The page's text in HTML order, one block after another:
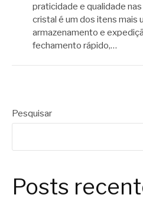
praticidade e qualidade
cristal é um dos itens mais
armazenamento e
fechamento rápido,…
Pesquisar
Posts